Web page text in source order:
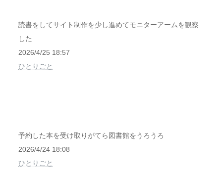
読書をしてサイト制作を少し進めてモニターアームを観察
した
2026/4/25 18:57
ひとりごと
予約した本を受け取りがてら図書館をうろうろ
2026/4/24 18:08
ひとりごと